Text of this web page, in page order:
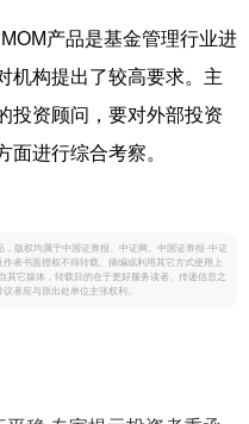
产品是基金管理行业进
机构提出了较高要求。主
投资顾问，要对外部投资
面进行综合考察。
版权均属于中国证券报、中证网。中国证券报·中证
者书面授权不得转载、摘编或利用其它方式使用上
其它媒体，转载目的在于更好服务读者、传递信息之
者应与原出处单位主张权利。